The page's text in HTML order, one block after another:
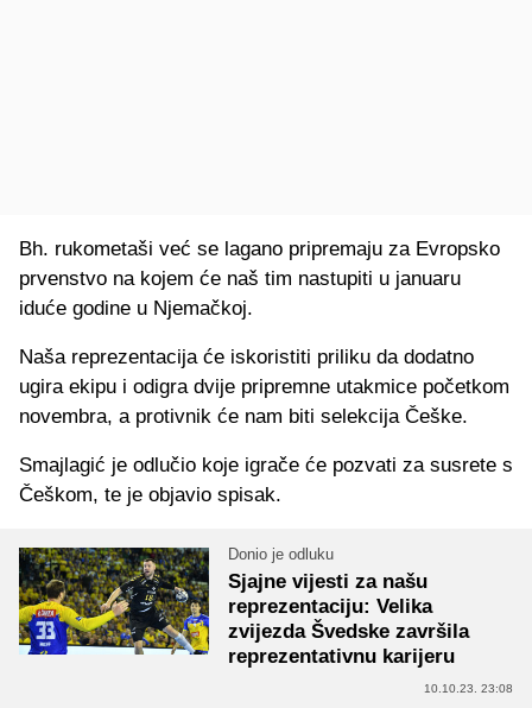
Bh. rukometaši već se lagano pripremaju za Evropsko
prvenstvo na kojem će naš tim nastupiti u januaru
iduće godine u Njemačkoj.
Naša reprezentacija će iskoristiti priliku da dodatno
ugira ekipu i odigra dvije pripremne utakmice početkom
novembra, a protivnik će nam biti selekcija Češke.
Smajlagić je odlučio koje igrače će pozvati za susrete s
Češkom, te je objavio spisak.
Donio je odluku
Sjajne vijesti za našu
reprezentaciju: Velika
zvijezda Švedske završila
reprezentativnu karijeru
10.10.23. 23:08